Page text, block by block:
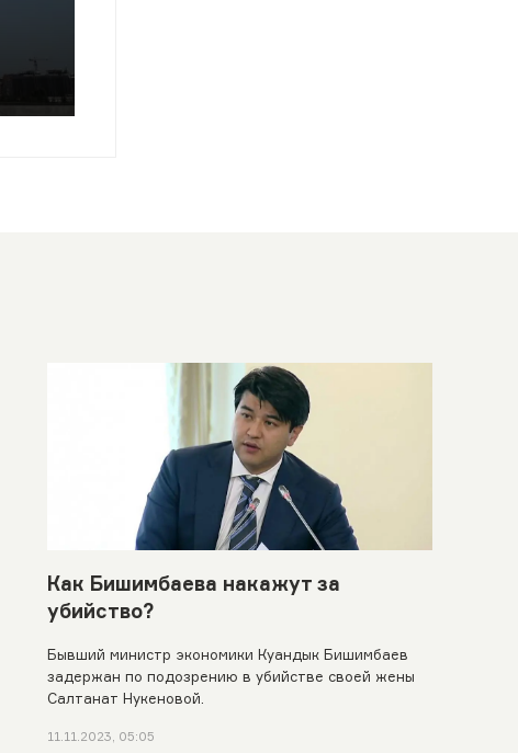
Как Бишимбаева накажут за
убийство?
Бывший министр экономики Куандык Бишимбаев
задержан по подозрению в убийстве своей жены
Салтанат Нукеновой.
11.11.2023, 05:05